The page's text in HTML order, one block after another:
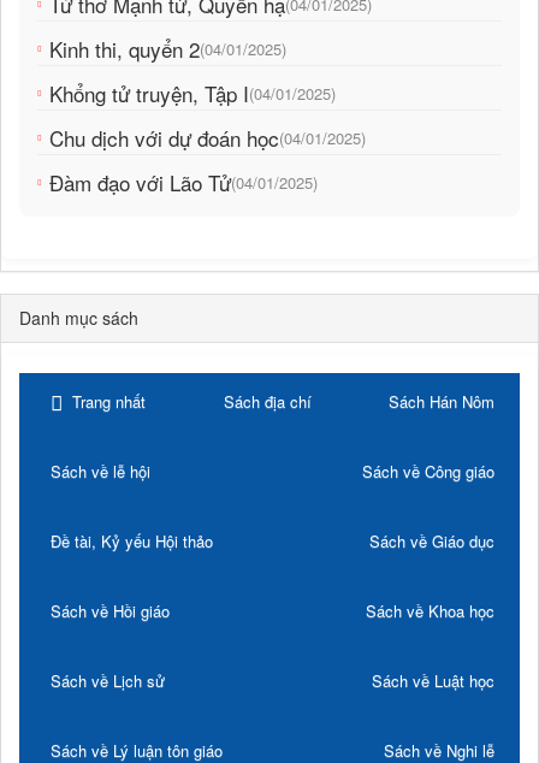
Kinh thi, quyển 2(04/01/2025)
Khổng tử truyện, Tập I(04/01/2025)
Chu dịch với dự đoán học(04/01/2025)
Đàm đạo với Lão Tử(04/01/2025)
Danh mục sách
Trang nhất Sách địa chí Sách Hán Nôm
Sách về lễ hội Sách về Công giáo
Đề tài, Kỷ yếu Hội thảo Sách về Giáo dục
Sách về Hồi giáo Sách về Khoa học
Sách về Lịch sử Sách về Luật học
Sách về Lý luận tôn giáo Sách về Nghi lễ